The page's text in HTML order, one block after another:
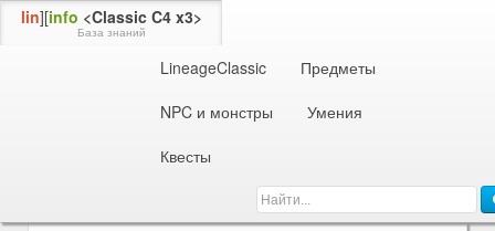
lin][info <Classic C4 x3>
База знаний
LineageClassic
Предметы
NPC и монстры
Умения
Квесты
Растения
Опыт
854 Нет